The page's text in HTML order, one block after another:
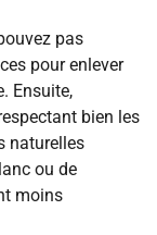
pas
pour enlever
Ensuite,
bien les
naturelles
ou de
moins